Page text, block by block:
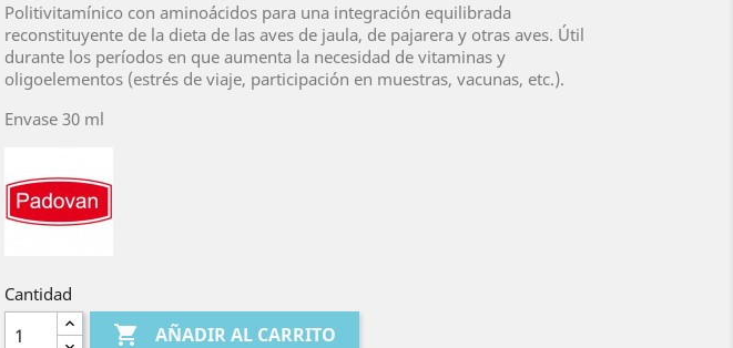
Politivitamínico con aminoácidos para una integración equilibrada
reconstituyente de la dieta de las aves de jaula, de pajarera y otras aves. Útil
durante los períodos en que aumenta la necesidad de vitaminas y
oligoelementos (estrés de viaje, participación en muestras, vacunas, etc.).
Envase 30 ml
Cantidad
 AÑADIR AL CARRITO